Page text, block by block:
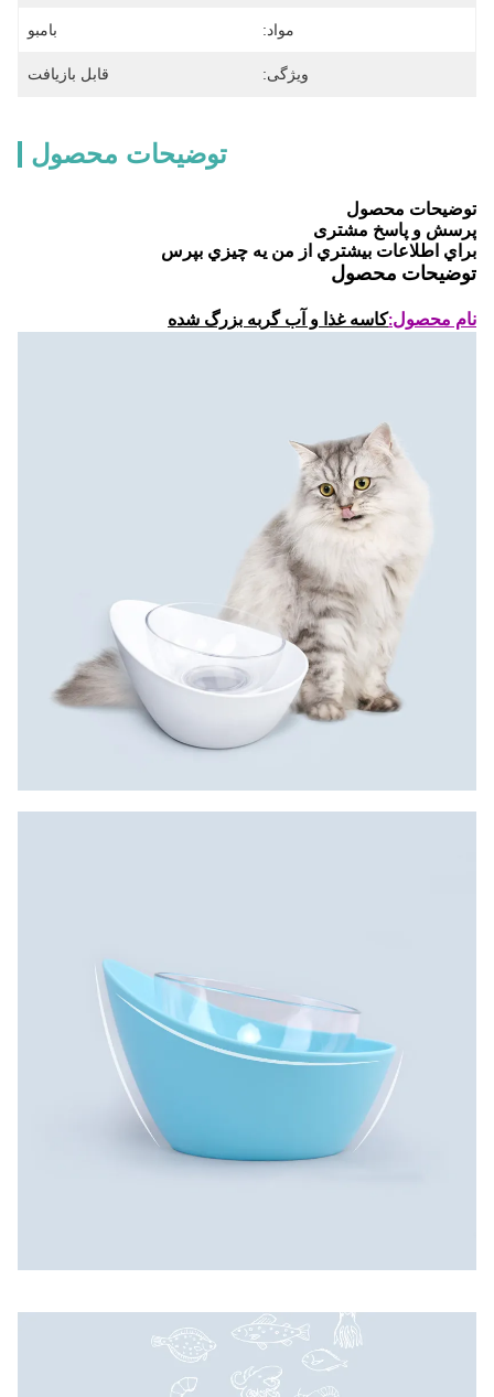
مواد: بامبو
ویژگی: قابل بازیافت
توضیحات محصول
توضیحات محصول
پرسش و پاسخ مشتری
براي اطلاعات بيشتري از من يه چيزي بپرس
توضیحات محصول
نام محصول:کاسه غذا و آب گربه بزرگ شده